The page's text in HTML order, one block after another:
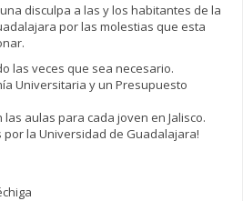
disculpa a las y los habitantes de la
por las molestias que esta
las veces que sea necesario.
Universitaria y un Presupuesto
aulas para cada joven en Jalisco.
por la Universidad de Guadalajara!